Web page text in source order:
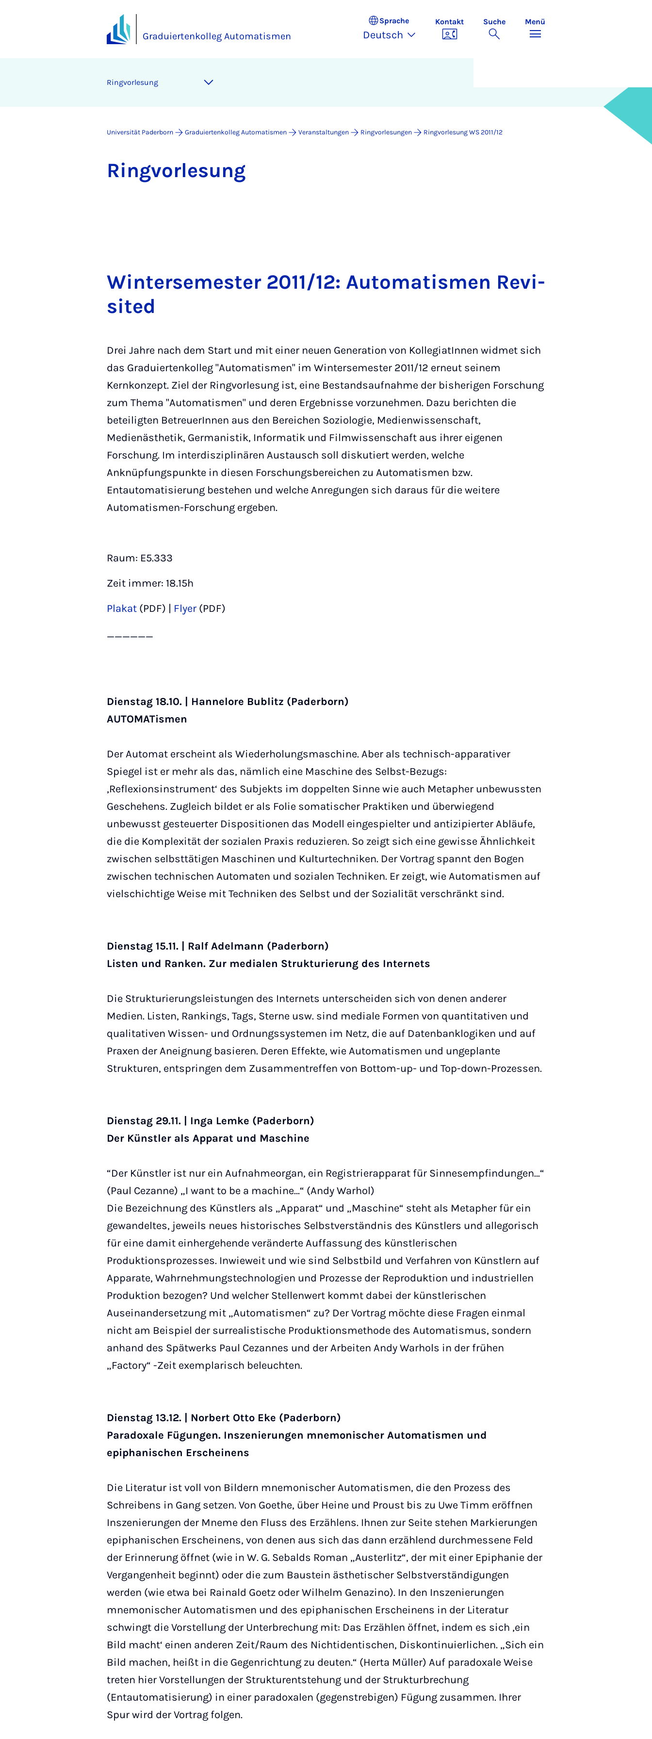
Graduiertenkolleg Automatismen
Sprache
Deutsch
Kontakt Suche Menü
Ring­vor­le­sung
Universität Paderborn Graduiertenkolleg Automatismen Veranstaltungen Ringvorlesungen Ringvorlesung WS 2011/12
Ring­vor­le­sung
Win­ter­se­mes­ter 2011/12: Au­to­ma­tis­men Re­vi­
si­ted
Drei Jahre nach dem Start und mit einer neuen Generation von KollegiatInnen widmet sich
das Graduiertenkolleg "Automatismen" im Wintersemester 2011/12 erneut seinem
Kernkonzept. Ziel der Ringvorlesung ist, eine Bestandsaufnahme der bisherigen Forschung
zum Thema "Automatismen" und deren Ergebnisse vorzunehmen. Dazu berichten die
beteiligten BetreuerInnen aus den Bereichen Soziologie, Medienwissenschaft,
Medienästhetik, Germanistik, Informatik und Filmwissenschaft aus ihrer eigenen
Forschung. Im interdisziplinären Austausch soll diskutiert werden, welche
Anknüpfungspunkte in diesen Forschungsbereichen zu Automatismen bzw.
Entautomatisierung bestehen und welche Anregungen sich daraus für die weitere
Automatismen-Forschung ergeben.
Raum: E5.333
Zeit immer: 18.15h
Plakat (PDF) | Flyer (PDF)
______
Dienstag 18.10. | Hannelore Bublitz (Paderborn)
AUTOMATismen
Der Automat erscheint als Wiederholungsmaschine. Aber als technisch-apparativer
Spiegel ist er mehr als das, nämlich eine Maschine des Selbst-Bezugs:
‚Reflexionsinstrument‘ des Subjekts im doppelten Sinne wie auch Metapher unbewussten
Geschehens. Zugleich bildet er als Folie somatischer Praktiken und überwiegend
unbewusst gesteuerter Dispositionen das Modell eingespielter und antizipierter Abläufe,
die die Komplexität der sozialen Praxis reduzieren. So zeigt sich eine gewisse Ähnlichkeit
zwischen selbsttätigen Maschinen und Kulturtechniken. Der Vortrag spannt den Bogen
zwischen technischen Automaten und sozialen Techniken. Er zeigt, wie Automatismen auf
vielschichtige Weise mit Techniken des Selbst und der Sozialität verschränkt sind.
Dienstag 15.11. | Ralf Adelmann (Paderborn)
Listen und Ranken. Zur medialen Strukturierung des Internets
Die Strukturierungsleistungen des Internets unterscheiden sich von denen anderer
Medien. Listen, Rankings, Tags, Sterne usw. sind mediale Formen von quantitativen und
qualitativen Wissen- und Ordnungssystemen im Netz, die auf Datenbanklogiken und auf
Praxen der Aneignung basieren. Deren Effekte, wie Automatismen und ungeplante
Strukturen, entspringen dem Zusammentreffen von Bottom-up- und Top-down-Prozessen.
Dienstag 29.11. | Inga Lemke (Paderborn)
Der Künstler als Apparat und Maschine
“Der Künstler ist nur ein Aufnahmeorgan, ein Registrierapparat für Sinnesempfindungen…“
(Paul Cezanne) „I want to be a machine…“ (Andy Warhol)
Die Bezeichnung des Künstlers als „Apparat“ und „Maschine“ steht als Metapher für ein
gewandeltes, jeweils neues historisches Selbstverständnis des Künstlers und allegorisch
für eine damit einhergehende veränderte Auffassung des künstlerischen
Produktionsprozesses. Inwieweit und wie sind Selbstbild und Verfahren von Künstlern auf
Apparate, Wahrnehmungstechnologien und Prozesse der Reproduktion und industriellen
Produktion bezogen? Und welcher Stellenwert kommt dabei der künstlerischen
Auseinandersetzung mit „Automatismen“ zu? Der Vortrag möchte diese Fragen einmal
nicht am Beispiel der surrealistische Produktionsmethode des Automatismus, sondern
anhand des Spätwerks Paul Cezannes und der Arbeiten Andy Warhols in der frühen
„Factory“ -Zeit exemplarisch beleuchten.
Dienstag 13.12. | Norbert Otto Eke (Paderborn)
Paradoxale Fügungen. Inszenierungen mnemonischer Automatismen und
epiphanischen Erscheinens
Die Literatur ist voll von Bildern mnemonischer Automatismen, die den Prozess des
Schreibens in Gang setzen. Von Goethe, über Heine und Proust bis zu Uwe Timm eröffnen
Inszenierungen der Mneme den Fluss des Erzählens. Ihnen zur Seite stehen Markierungen
epiphanischen Erscheinens, von denen aus sich das dann erzählend durchmessene Feld
der Erinnerung öffnet (wie in W. G. Sebalds Roman „Austerlitz“, der mit einer Epiphanie der
Vergangenheit beginnt) oder die zum Baustein ästhetischer Selbstverständigungen
werden (wie etwa bei Rainald Goetz oder Wilhelm Genazino). In den Inszenierungen
mnemonischer Automatismen und des epiphanischen Erscheinens in der Literatur
schwingt die Vorstellung der Unterbrechung mit: Das Erzählen öffnet, indem es sich ‚ein
Bild macht‘ einen anderen Zeit/Raum des Nichtidentischen, Diskontinuierlichen. „Sich ein
Bild machen, heißt in die Gegenrichtung zu deuten.“ (Herta Müller) Auf paradoxale Weise
treten hier Vorstellungen der Strukturentstehung und der Strukturbrechung
(Entautomatisierung) in einer paradoxalen (gegenstrebigen) Fügung zusammen. Ihrer
Spur wird der Vortrag folgen.